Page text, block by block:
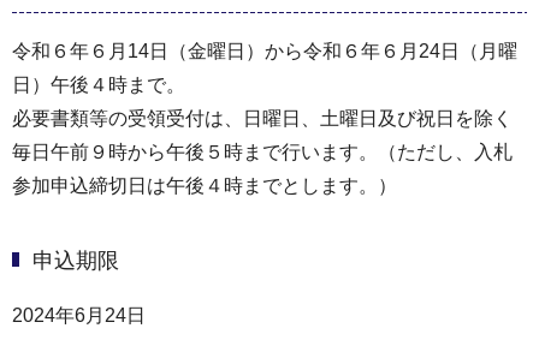
令和６年６月14日（金曜日）から令和６年６月24日（月曜
日）午後４時まで。
必要書類等の受領受付は、日曜日、土曜日及び祝日を除く
毎日午前９時から午後５時まで行います。（ただし、入札
参加申込締切日は午後４時までとします。）
申込期限
2024年6月24日